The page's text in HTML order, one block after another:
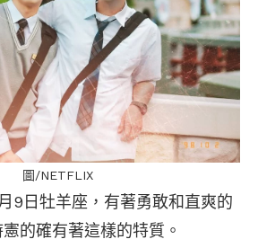
圖/NETFLIX
9日牡羊座，有著勇敢和直爽的
的確有著這樣的特質。